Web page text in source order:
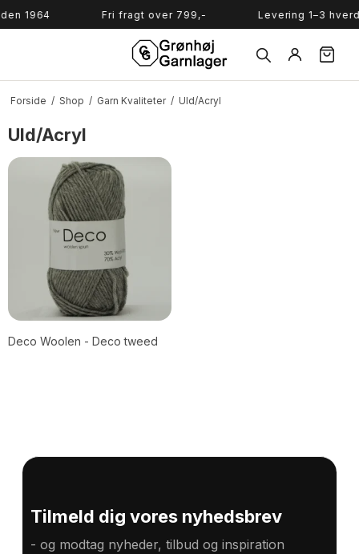
1964 Fri fragt over 799,- Levering 1–3
Forside / Shop / Garn Kvaliteter / Uld/Acryl
Uld/Acryl
Deco Woolen - Deco tweed
Tilmeld dig vores nyhedsbrev
- og modtag nyheder, tilbud og inspiration